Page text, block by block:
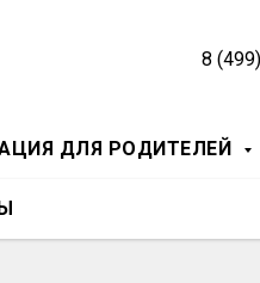
8
ДЛЯ РОДИТЕЛЕЙ